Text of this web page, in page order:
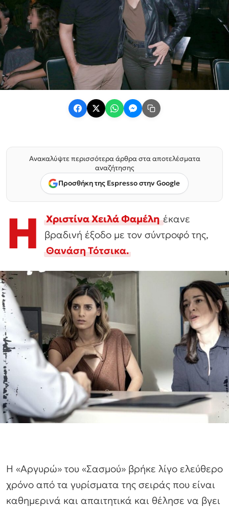
Ανακαλύψτε περισσότερα άρθρα στα αποτελέσματα
αναζήτησης
Προσθήκη της Espresso στην Google
Η Χριστίνα Χειλά Φαμέλη έκανε
βραδινή έξοδο με τον σύντροφό της,
Θανάση Τότσικα.
Η «Αργυρώ» του «Σασμού» βρήκε λίγο ελεύθερο
χρόνο από τα γυρίσματα της σειράς που είναι
καθημερινά και απαιτητικά και θέλησε να βγει